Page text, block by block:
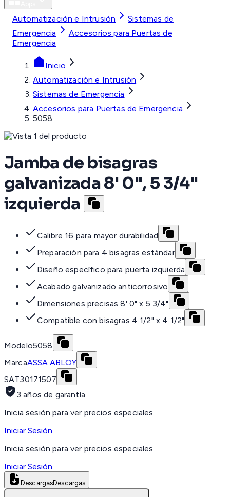
Automatización e Intrusión
Sistemas de
Emergencia
Accesorios para Puertas de
Emergencia
Inicio
Automatización e Intrusión
Sistemas de Emergencia
Accesorios para Puertas de Emergencia
5058
Jamba de bisagras
galvanizada 8' 0", 5 3/4"
izquierda
Calibre 16 para mayor durabilidad
Preparación para 4 bisagras estándar
Diseño específico para puerta izquierda
Acabado galvanizado anticorrosivo
Dimensiones precisas 8' 0" x 5 3/4"
Compatible con bisagras 4 1/2" x 4 1/2"
Modelo5058
MarcaASSA ABLOY
SAT30171507
3 años de garantía
Inicia sesión para ver precios especiales
Iniciar Sesión
Inicia sesión para ver precios especiales
Iniciar Sesión
DescargasDescargas